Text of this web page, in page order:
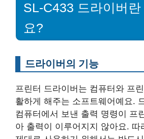
SL-C433 드라이버
요?
드라이버의 기능
프린터 드라이버는 컴퓨터와 프
활하게 해주는 소프트웨어예요.
컴퓨터에서 보낸 출력 명령이 프
아 출력이 이루어지지 않아요.